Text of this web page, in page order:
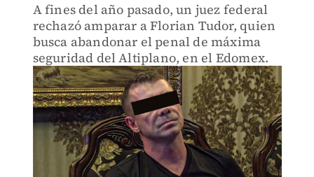
A fines del año pasado, un juez federal
rechazó amparar a Florian Tudor, quien
busca abandonar el penal de máxima
seguridad del Altiplano, en el Edomex.